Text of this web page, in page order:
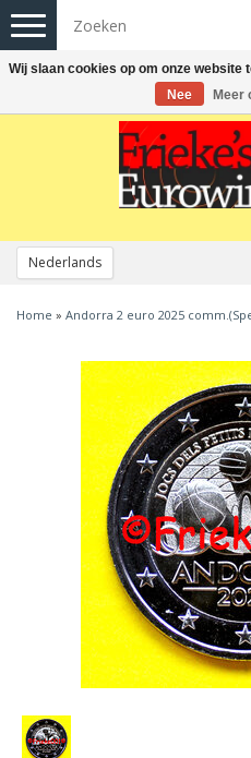
Nederlands
Toggle
navigation
Home » Andorra 2 euro 2025
Wij slaan cookies op om onze website
Nee
Meer